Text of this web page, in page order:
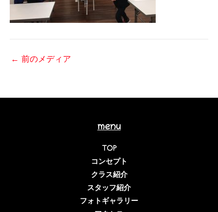
← 前のメディア
menu
TOP
コンセプト
クラス紹介
スタッフ紹介
フォトギャラリー